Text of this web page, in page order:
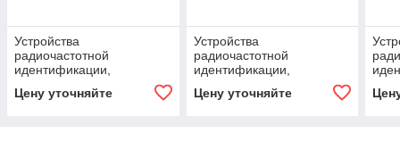
Устройства
радиочастотной
идентификации,
подключений, Т-образный
Цену уточняйте
Устройства
радиочастотной
идентификации,
подключений
Цену уточняйте